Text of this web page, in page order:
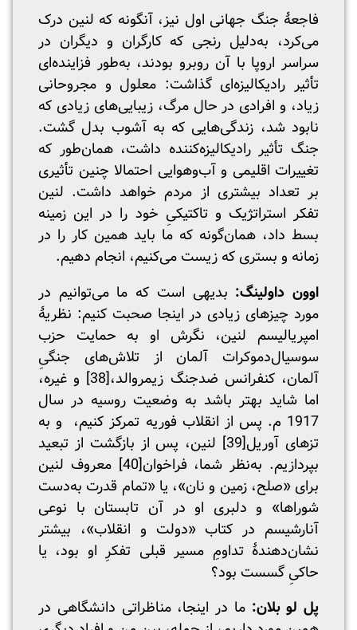
فاجعۀ جنگ جهانی اول نیز، آنگونه که لنین درک
می‌کرد، به‌دلیل رنجی که کارگران و دیگران در
سراسر اروپا با آن روبرو بودند، به‌طور فزاینده‌ای
تأثیر رادیکالیزه‌ای گذاشت: معلول و مجروحانی
زیاد، و افرادی در حال مرگ، زیبایی‌های زیادی که
نابود شد، زندگی‌هایی که به آشوب بدل گشت.
جنگ تأثیر رادیکالیزه‌کننده داشت، همان‌طور که
تغییرات اقلیمی و آب‌و‌هوایی احتمالا چنین تأثیری
بر تعداد بیشتری از مردم خواهد داشت. لنین
تفکر استراتژیک و تاکتیکیِ خود را در این زمینه
بسط داد، همان‌گونه که ما باید همین کار را در
زمانه و بستری که زیست می‌کنیم، انجام دهیم.
اوون داولینگ: بدیهی است که ما می‌توانیم در
مورد چیزهای زیادی در اینجا صحبت کنیم: نظریۀ
امپریالیسم لنین، نگرش او به حمایت حزب
سوسیال‌دموکرات آلمان از تلاش‌های جنگیِ
آلمان، کنفرانس ضدجنگ زیمروالد،[38]
و غیره،
اما شاید بهتر باشد به وضعیت روسیه در سال‌
1917 م. پس از انقلاب فوریه تمرکز کنیم، و به
تزهای آوریل[39]
لنین، پس از بازگشت از تبعید
بپردازیم. به‌نظر شما، فراخوان[40]
معروف لنین
برای «صلح، زمین و نان»، یا «تمام قدرت به‌دست
شوراها» و دلبری او در آن تابستان با نوعی
آنارشیسم در کتاب «دولت و انقلاب»، بیشتر
نشان‌دهندۀ تداومِ مسیر قبلی تفکرِ او بود، یا
حاکیِ گسست بود؟
پل لو بلان: ما در اینجا، مناظراتی دانشگاهی در